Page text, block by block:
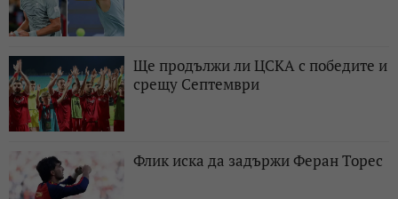
Ще продължи ли ЦСКА с победите и
срещу Септември
Флик иска да задържи Феран Торес